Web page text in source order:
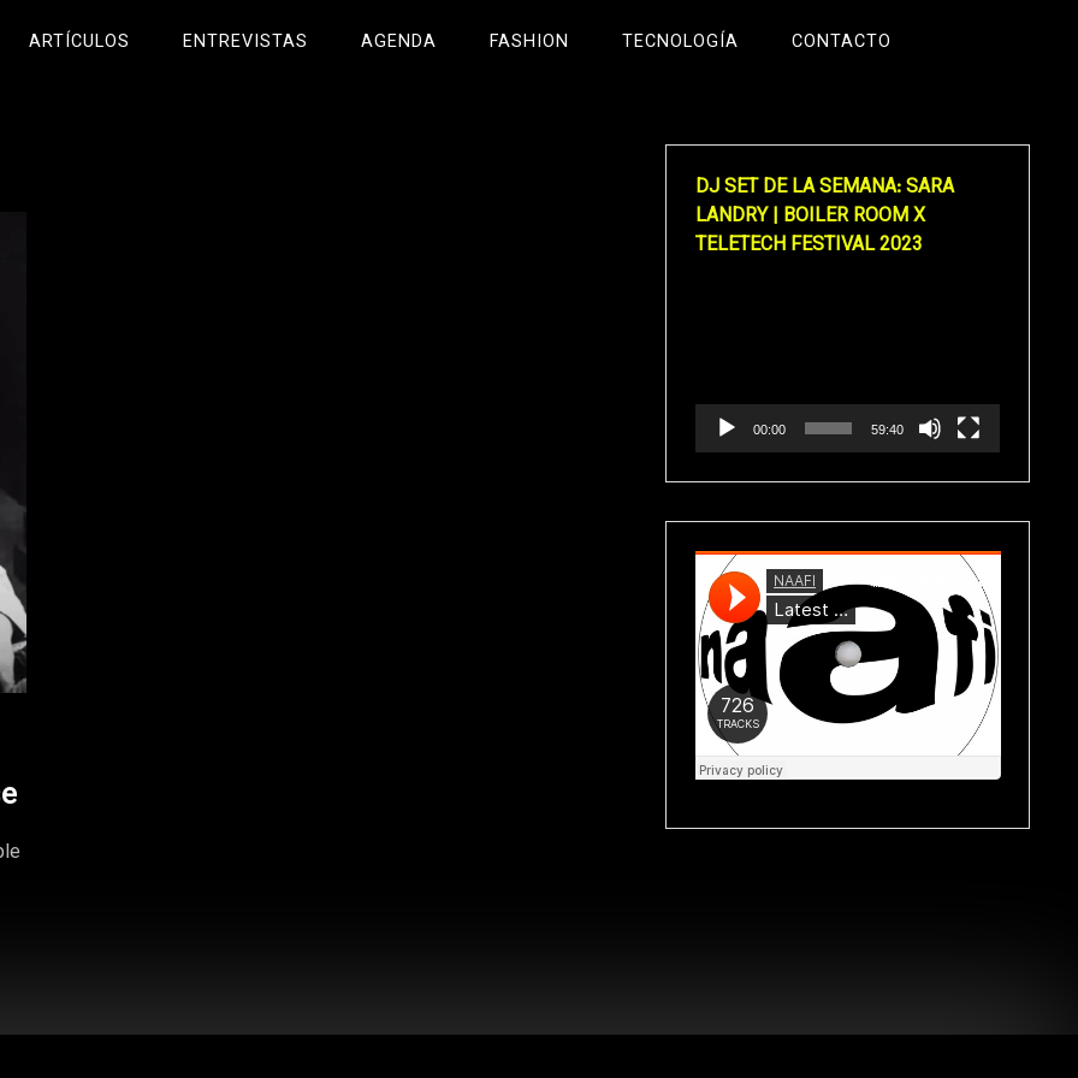
ARTÍCULOS ENTREVISTAS AGENDA FASHION TECNOLOGÍA CONTACTO
DJ SET DE LA SEMANA: SARA
LANDRY | BOILER ROOM X
TELETECH FESTIVAL 2023
00:00 59:40